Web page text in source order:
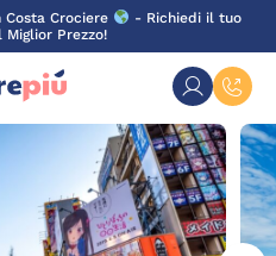
Crociere
- Richiedi il tuo
Miglior Prezzo!